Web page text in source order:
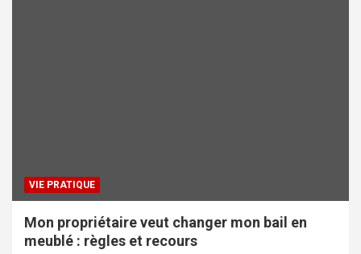
VIE PRATIQUE
Mon propriétaire veut changer mon bail en
meublé : règles et recours